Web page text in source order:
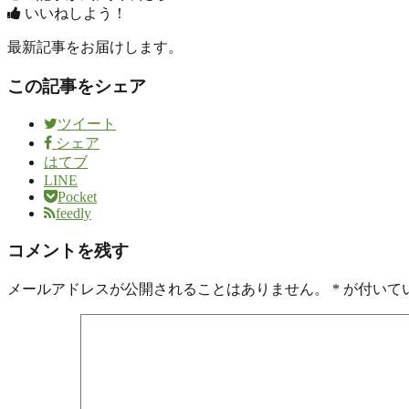
いいねしよう！
最新記事をお届けします。
この記事をシェア
ツイート
シェア
はてブ
LINE
Pocket
feedly
コメントを残す
メールアドレスが公開されることはありません。 * が付いて